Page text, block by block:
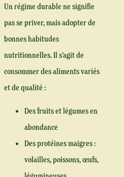
Un régime durable ne signifie
pas se priver, mais adopter de
bonnes habitudes
nutritionnelles. Il s’agit de
consommer des aliments variés
et de qualité :
Des fruits et légumes en
abondance
Des protéines maigres :
volailles, poissons, œufs,